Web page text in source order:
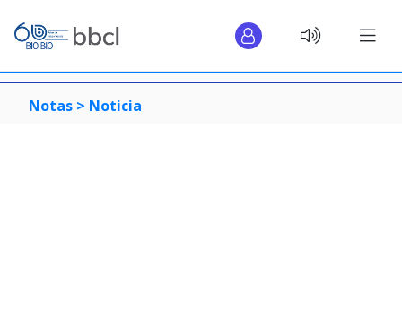
Notas > Noticia